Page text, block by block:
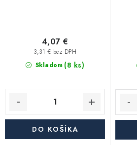
Skladom (8 ks)
3,31 € bez DPH
4,07 €
DO KOŠÍKA